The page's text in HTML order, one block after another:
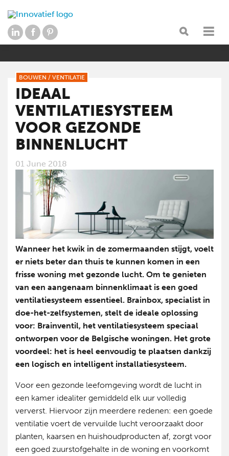
BOUWEN / VENTILATIE
IDEAAL
VENTILATIESYSTEEM
VOOR GEZONDE
BINNENLUCHT
01 June 2018
Wanneer het kwik in de zomermaanden stijgt, voelt
er niets beter dan thuis te kunnen komen in een
frisse woning met gezonde lucht. Om te genieten
van een aangenaam binnenklimaat is een goed
ventilatiesysteem essentieel. Brainbox, specialist in
doe-het-zelfsystemen, stelt de ideale oplossing
voor: Brainventil, het ventilatiesysteem speciaal
ontworpen voor de Belgische woningen. Het grote
voordeel: het is heel eenvoudig te plaatsen dankzij
een logisch en intelligent installatiesysteem.
Voor een gezonde leefomgeving wordt de lucht in
een kamer idealiter gemiddeld elk uur volledig
ververst. Hiervoor zijn meerdere redenen: een goede
ventilatie voert de vervuilde lucht veroorzaakt door
planten, kaarsen en huishoudproducten af, zorgt voor
een goed zuurstofgehalte in de woning en voorkomt